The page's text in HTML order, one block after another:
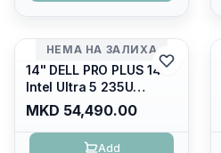
НЕМА НА ЗАЛИХА
14" DELL PRO PLUS 14
Intel Ultra 5 235U
Vpro/16gb RAM DDR5
5600mhz/ 512 GB SSD
M.2 Nvme
MKD 54,490.00
Add